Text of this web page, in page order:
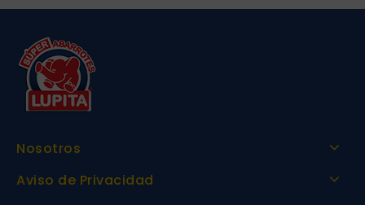
Nosotros
Aviso de Privacidad